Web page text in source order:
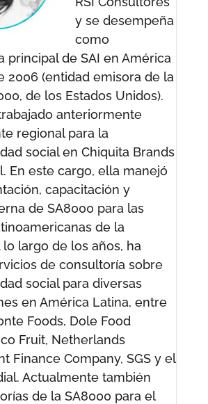
y se desempeña
como
principal de SAI en América
2006 (entidad emisora de la
de los Estados Unidos).
anteriormente
regional para la
social en Chiquita Brands
En este cargo, ella manejó
capacitación y
de SA8000 para las
de la
lo largo de los años, ha
de consultoría sobre
social para diversas
en América Latina, entre
Foods, Dole Food
Fruit, Netherlands
Finance Company, SGS y el
Actualmente también
de la SA8000 para el